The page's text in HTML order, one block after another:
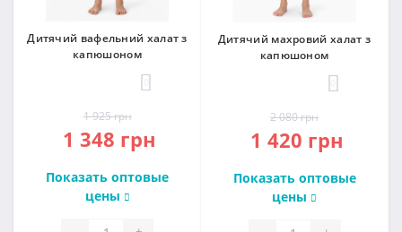
Дитячий вафельний халат з
капюшоном
1 925 грн
1 348 грн
Показать оптовые
цены
Дитячий махровий халат з
капюшоном
2 080 грн
1 420 грн
Показать оптовые
цены